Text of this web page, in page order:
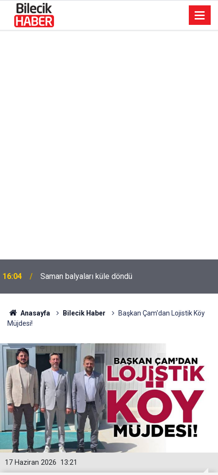
16:04 Saman balyaları küle döndü
Anasayfa Bilecik Haber
Başkan Çam'dan Lojistik Köy
Müjdesi!
13:21
17 Haziran 2026